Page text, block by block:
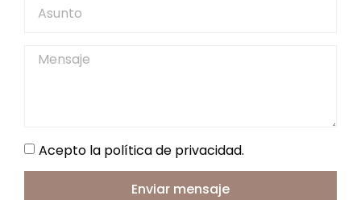
Acepto la política de privacidad.
Enviar mensaje